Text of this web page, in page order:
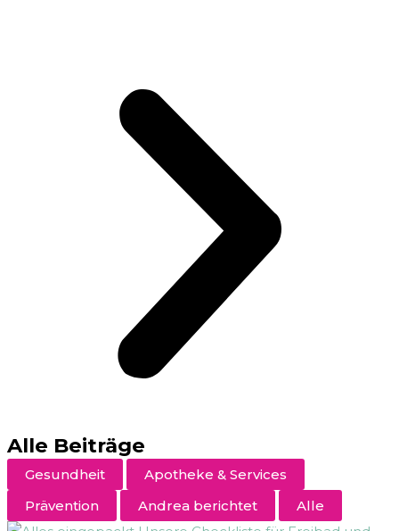
Alle Beiträge
Gesundheit
Apotheke & Services
Prävention
Andrea berichtet Alle